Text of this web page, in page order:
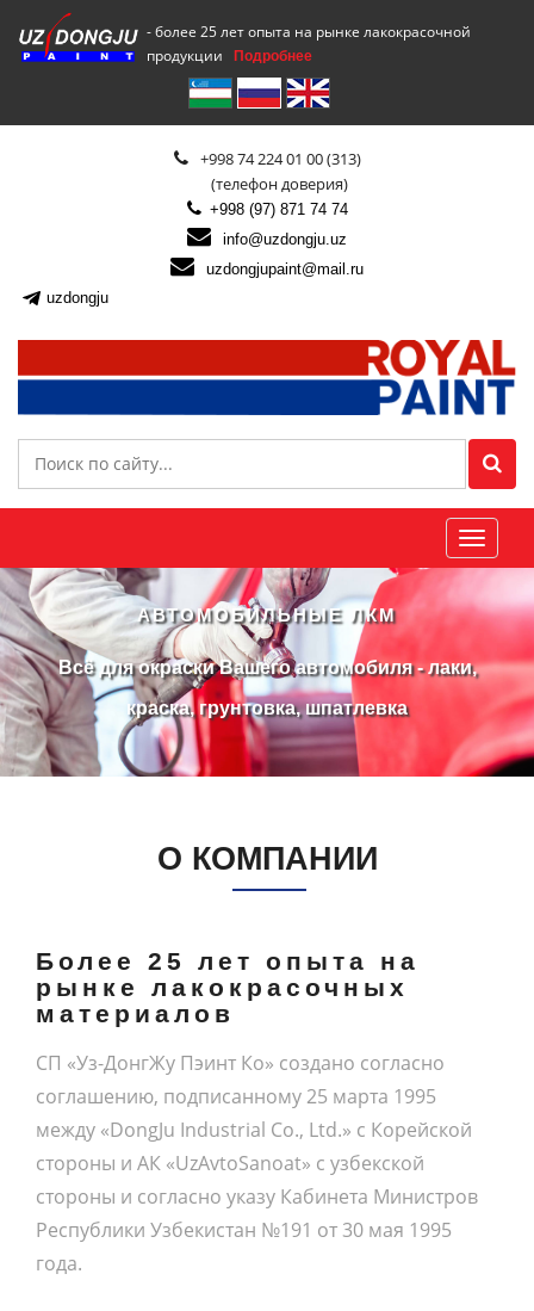
- более 25 лет опыта на рынке лакокрасочной
продукции
Подробнее
+998 74 224 01 00 (313)
(телефон доверия)
+998 (97) 871 74 74
info@uzdongju.uz
uzdongjupaint@mail.ru
uzdongju
АВТОМОБИЛЬНЫЕ ЛКМ
Всё для окраски Вашего автомобиля - лаки,
краска, грунтовка, шпатлевка
О КОМПАНИИ
Более 25 лет опыта на
рынке лакокрасочных
материалов
СП «Уз-ДонгЖу Пэинт Ко» создано согласно
соглашению, подписанному 25 марта 1995
между «DongJu Industrial Co., Ltd.» с Корейской
стороны и АК «UzAvtoSanoat» с узбекской
стороны и согласно указу Кабинета Министров
Республики Узбекистан №191 от 30 мая 1995
года.